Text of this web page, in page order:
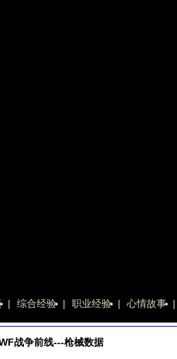
| 综合经验 | 职业经验 | 心情故事 |
战争前线---枪械数据